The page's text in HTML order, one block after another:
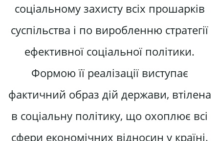
соціальному захисту всіх прошарків
суспільства і по виробленню стратегії
ефективної соціальної політики.
Формою її реалізації виступає
фактичний образ дій держави, втілена
в соціальну політику, що охоплює всі
сфери економічних відносин у країні.